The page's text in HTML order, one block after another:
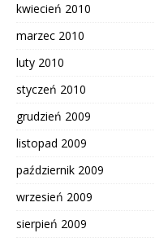
kwiecień 2010
marzec 2010
luty 2010
styczeń 2010
grudzień 2009
listopad 2009
październik 2009
wrzesień 2009
sierpień 2009